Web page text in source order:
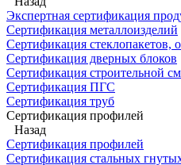
Экспертная сертификация
Сертификация металлоизделий
Сертификация стеклопакетов,
Сертификация дверных блоков
Сертификация строительной
Сертификация ПГС
Сертификация труб
Сертификация профилей
Назад
Сертификация профилей
Сертификация стальных